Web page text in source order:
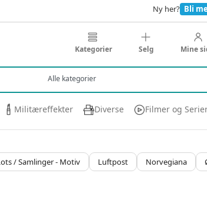
Ny her? Bli
Kategorier Selg Mine
Militæreffekter Diverse Filmer og
/ Samlinger - Motiv Luftpost Norvegiana